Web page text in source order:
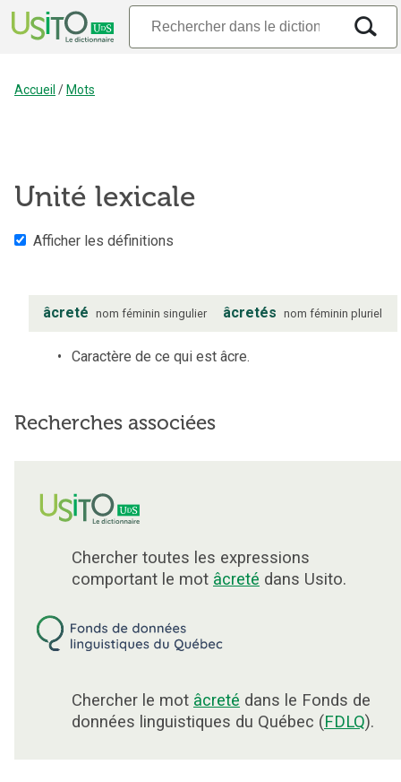
Accueil / Mots
Unité lexicale
Afficher les définitions
âcreté nom féminin singulier âcretés nom féminin pluriel
Caractère de ce qui est âcre.
Recherches associées
Chercher toutes les expressions
comportant le mot âcreté dans Usito.
Chercher le mot âcreté dans le Fonds de
données linguistiques du Québec (FDLQ).